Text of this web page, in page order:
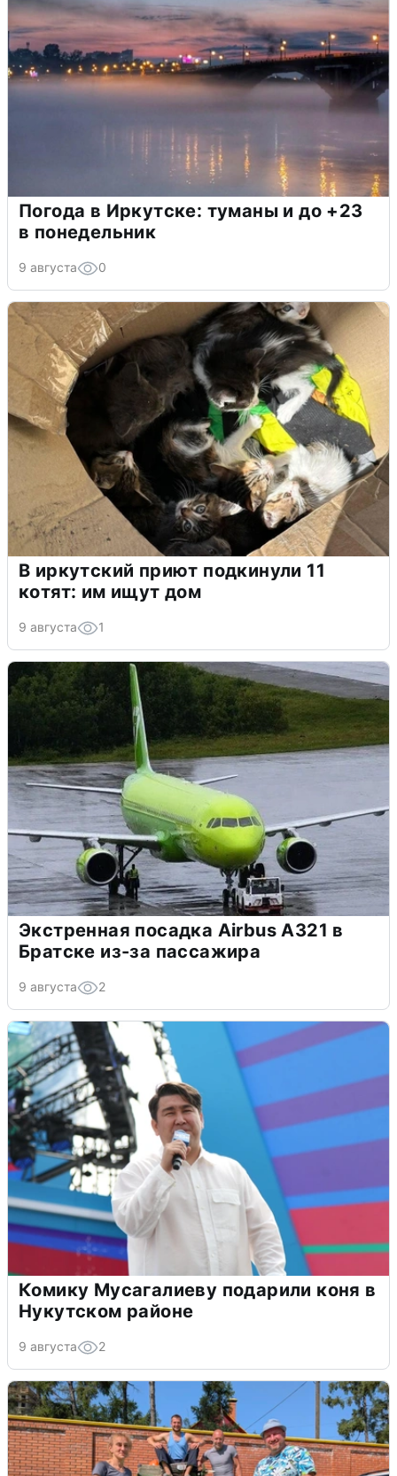
Погода в Иркутске: туманы и до +23
в понедельник
9 августа 0
В иркутский приют подкинули 11
котят: им ищут дом
9 августа 1
Экстренная посадка Airbus A321 в
Братске из-за пассажира
9 августа 2
Комику Мусагалиеву подарили коня в
Нукутском районе
9 августа 2